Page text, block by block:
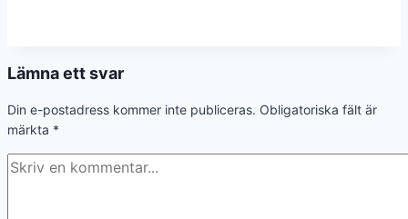
Lämna ett svar
Din e-postadress kommer inte publiceras. Obligatoriska fält är
märkta *